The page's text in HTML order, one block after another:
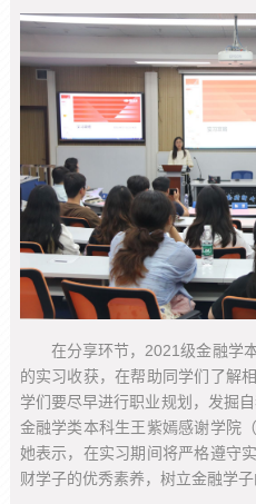
在分享环节，2021级金融学
的实习收获，在帮助同学们了解
学们要尽早进行职业规划，发掘
金融学类本科生王紫嫣感谢学院
她表示，在实习期间将严格遵守
财学子的优秀素养，树立金融学子